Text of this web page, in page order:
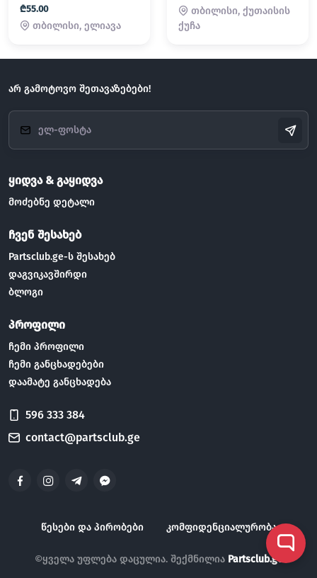
₾55.00
თბილისი, ელიავა
თბილისი, ქუთაისის
ქუჩა
არ გამოტოვო შეთავაზებები!
ყიდვა & გაყიდვა
მოძებნე დეტალი
ჩვენ შესახებ
Partsclub.ge-ს შესახებ
დაგვიკავშირდი
ბლოგი
პროფილი
ჩემი პროფილი
ჩემი განცხადებები
დაამატე განცხადება
596 333 384
contact@partsclub.ge
წესები და პირობები კომფიდენციალურობა
©ყველა უფლება დაცულია. შექმნილია Partsclub.ge